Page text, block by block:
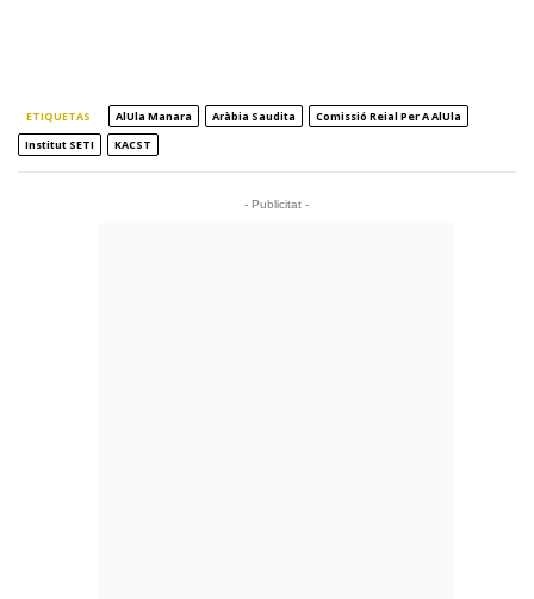
ETIQUETAS AlUla Manara Aràbia Saudita
Comissió Reial Per A AlUla
Institut SETI
KACST
- Publicitat -